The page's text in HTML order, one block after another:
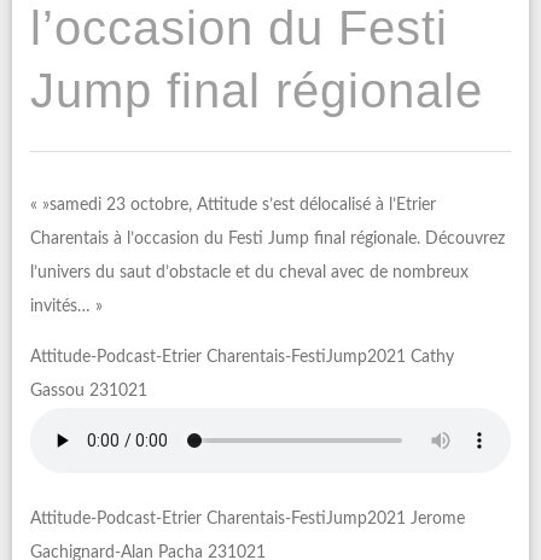
l’occasion du Festi
Jump final régionale
« »samedi 23 octobre, Attitude s’est délocalisé à l’Etrier
Charentais à l’occasion du Festi Jump final régionale. Découvrez
l’univers du saut d’obstacle et du cheval avec de nombreux
invités… »
Attitude-Podcast-Etrier Charentais-FestiJump2021 Cathy
Gassou 231021
Attitude-Podcast-Etrier Charentais-FestiJump2021 Jerome
Gachignard-Alan Pacha 231021